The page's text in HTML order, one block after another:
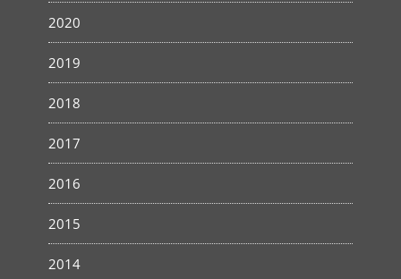
2020
2019
2018
2017
2016
2015
2014